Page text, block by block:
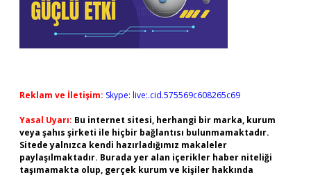
Reklam ve İletişim: Skype: live:.cid.575569c608265c69
Yasal Uyarı: Bu internet sitesi, herhangi bir marka, kurum
veya şahıs şirketi ile hiçbir bağlantısı bulunmamaktadır.
Sitede yalnızca kendi hazırladığımız makaleler
paylaşılmaktadır. Burada yer alan içerikler haber niteliği
taşımamakta olup, gerçek kurum ve kişiler hakkında